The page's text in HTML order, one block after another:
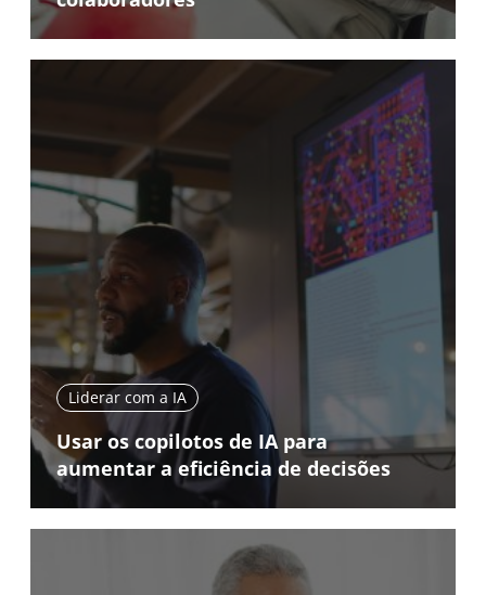
Liderar com a IA
Usar os copilotos de IA para
aumentar a eficiência de decisões